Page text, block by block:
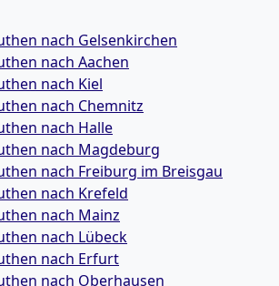
nach Gelsenkirchen
nach Aachen
nach Kiel
nach Chemnitz
nach Halle
nach Magdeburg
nach Freiburg im Breisgau
nach Krefeld
nach Mainz
nach Lübeck
nach Erfurt
nach Oberhausen